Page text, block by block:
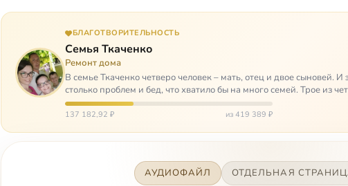
БЛАГОТВОРИТЕЛЬНОСТЬ
Семья Ткаченко
Ремонт дома
В семье Ткаченко четверо человек – мать, отец и двое сыновей. И
столько проблем и бед, что хватило бы на много семей. Трое из
137 182,92 ₽ из 419 389 ₽
АУДИОФАЙЛ ОТДЕЛЬНАЯ